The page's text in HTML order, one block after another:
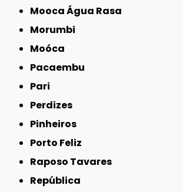
Mooca Água Rasa
Morumbi
Moóca
Pacaembu
Pari
Perdizes
Pinheiros
Porto Feliz
Raposo Tavares
República